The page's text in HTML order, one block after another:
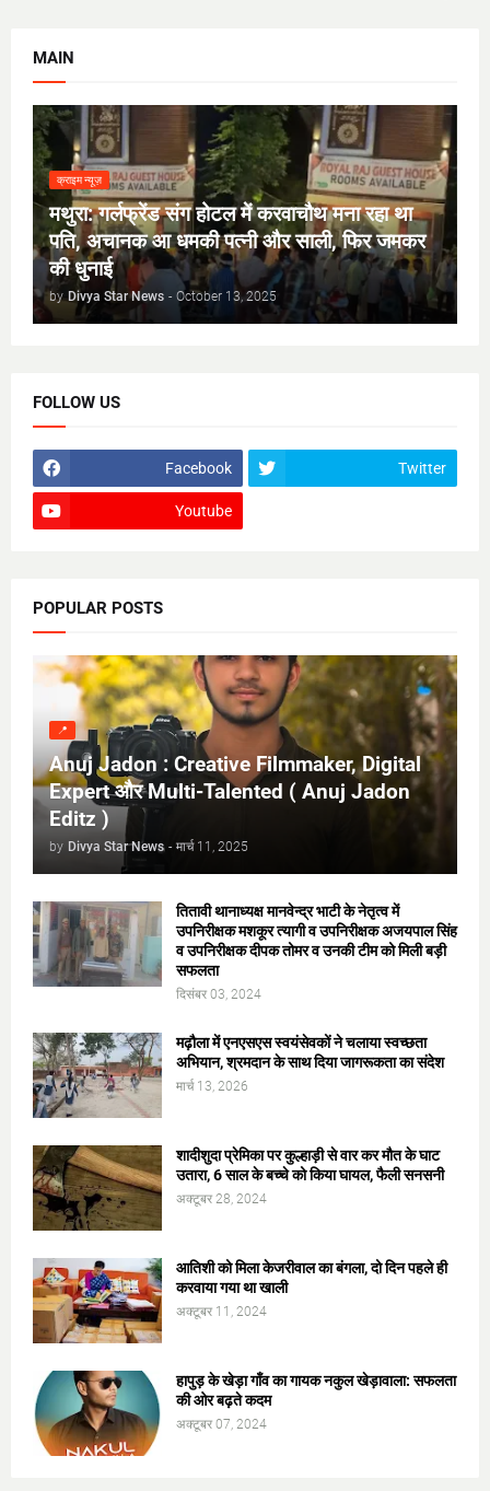
MAIN
क्राइम न्यूज़
मथुरा: गर्लफ्रेंड संग होटल में करवाचौथ मना रहा था
पति, अचानक आ धमकी पत्नी और साली, फिर जमकर
की धुनाई
by Divya Star News - October 13, 2025
FOLLOW US
Facebook Twitter
Youtube
POPULAR POSTS
📍
Anuj Jadon : Creative Filmmaker, Digital
Expert और Multi-Talented ( Anuj Jadon
Editz )
by Divya Star News - मार्च 11, 2025
तितावी थानाध्यक्ष मानवेन्द्र भाटी के नेतृत्व में
उपनिरीक्षक मशकूर त्यागी व उपनिरीक्षक अजयपाल सिंह
व उपनिरीक्षक दीपक तोमर व उनकी टीम को मिली बड़ी
सफलता
दिसंबर 03, 2024
मढ़ौला में एनएसएस स्वयंसेवकों ने चलाया स्वच्छता
अभियान, श्रमदान के साथ दिया जागरूकता का संदेश
मार्च 13, 2026
शादीशुदा प्रेमिका पर कुल्हाड़ी से वार कर मौत के घाट
उतारा, 6 साल के बच्चे को किया घायल, फैली सनसनी
अक्टूबर 28, 2024
आतिशी को मिला केजरीवाल का बंगला, दो दिन पहले ही
करवाया गया था खाली
अक्टूबर 11, 2024
हापुड़ के खेड़ा गाँव का गायक नकुल खेड़ावाला: सफलता
की ओर बढ़ते कदम
अक्टूबर 07, 2024